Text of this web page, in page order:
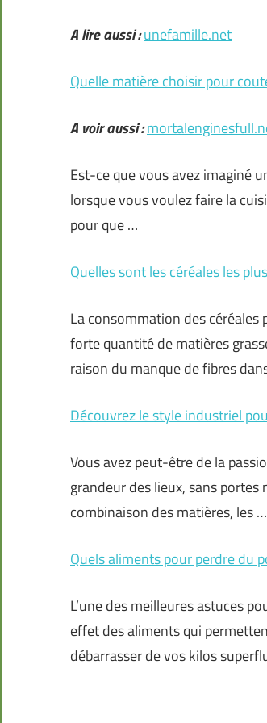
A lire aussi :unefamille.net
Quelle matière choisir pour
A voir aussi :
Est-ce que vous avez imaginé
lorsque vous voulez faire la
pour que …
Quelles sont les céréales les
La consommation des céréales
forte quantité de matières
raison du manque de fibres
Découvrez le style industriel
Vous avez peut-être de la
grandeur des lieux, sans
combinaison des matières, les …
Quels aliments pour perdre du
L’une des meilleures astuces
effet des aliments qui
débarrasser de vos kilos